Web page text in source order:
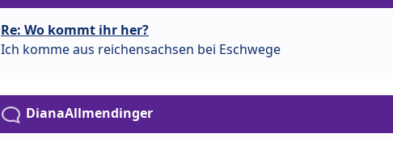
Re: Wo kommt ihr her?
Ich komme aus reichensachsen bei Eschwege
DianaAllmendinger